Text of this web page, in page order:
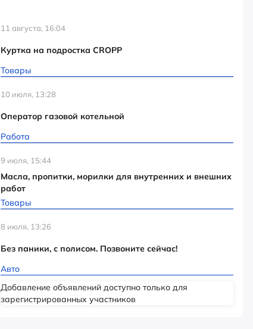
11 августа, 16:04
Куртка на подростка CROPP
Товары
10 июля, 13:28
Оператор газовой котельной
Работа
9 июля, 15:44
Масла, пропитки, морилки для внутренних и внешних
работ
Товары
8 июля, 13:26
Без паники, с полисом. Позвоните сейчас!
Авто
Добавление объявлений доступно только для
зарегистрированных участников